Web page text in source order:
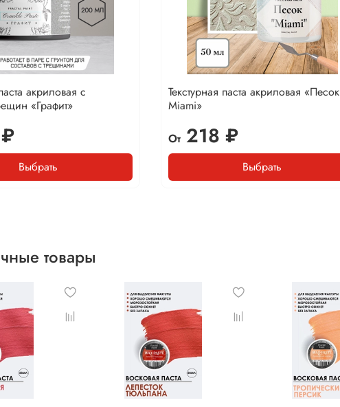
акриловая с
«Графит»
Выбрать
Текстурная паста акриловая «Песок
Miami»
От218 ₽
Выбрать
товары